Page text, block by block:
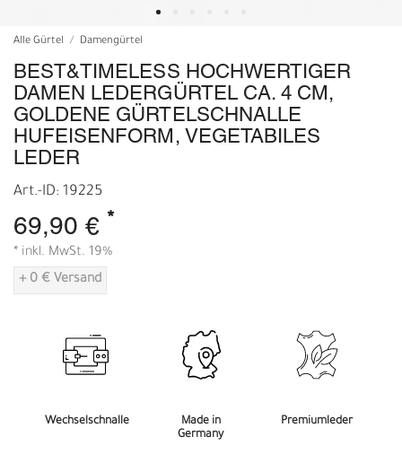
Alle Gürtel Damengürtel
BEST&TIMELESS HOCHWERTIGER
DAMEN LEDERGÜRTEL CA. 4 CM,
GOLDENE GÜRTELSCHNALLE
HUFEISENFORM, VEGETABILES
LEDER
Art.-ID: 19225
69,90 € *
* inkl. MwSt. 19%
+ 0 € Versand
Wechselschnalle
Made in
Germany
Premiumleder